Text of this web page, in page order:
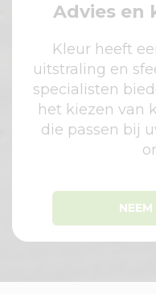
Advies en
Kleur heeft
uitstraling en
specialisten
het kiezen van
die passen bij